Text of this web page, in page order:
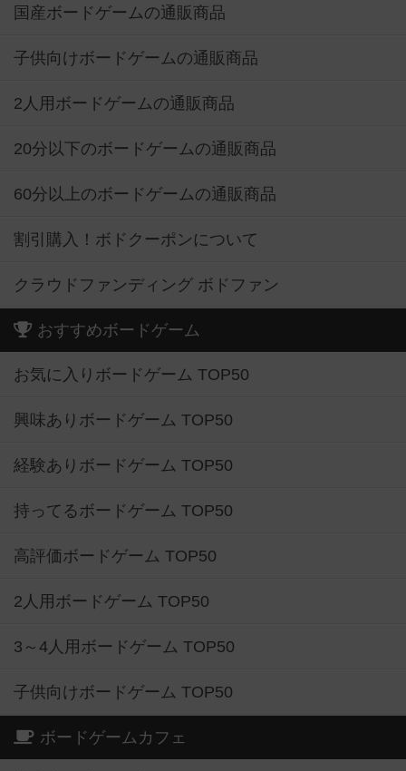
国産ボードゲームの通販商品
子供向けボードゲームの通販商品
2人用ボードゲームの通販商品
20分以下のボードゲームの通販商品
60分以上のボードゲームの通販商品
割引購入！ボドクーポンについて
クラウドファンディング ボドファン
おすすめボードゲーム
お気に入りボードゲーム TOP50
興味ありボードゲーム TOP50
経験ありボードゲーム TOP50
持ってるボードゲーム TOP50
高評価ボードゲーム TOP50
2人用ボードゲーム TOP50
3～4人用ボードゲーム TOP50
子供向けボードゲーム TOP50
ボードゲームカフェ